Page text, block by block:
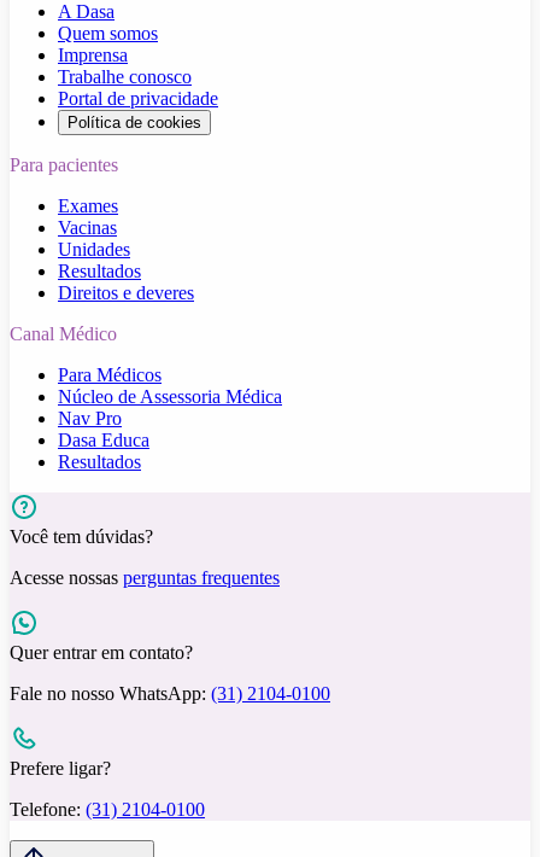
A Dasa
Quem somos
Imprensa
Trabalhe conosco
Portal de privacidade
Política de cookies
Para pacientes
Exames
Vacinas
Unidades
Resultados
Direitos e deveres
Canal Médico
Para Médicos
Núcleo de Assessoria Médica
Nav Pro
Dasa Educa
Resultados
Você tem dúvidas?
Acesse nossas perguntas frequentes
Quer entrar em contato?
Fale no nosso WhatsApp: (31) 2104-0100
Prefere ligar?
Telefone: (31) 2104-0100